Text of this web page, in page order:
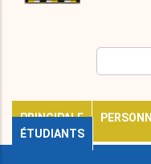
PRINCIPALE
ÉTUDIANTS